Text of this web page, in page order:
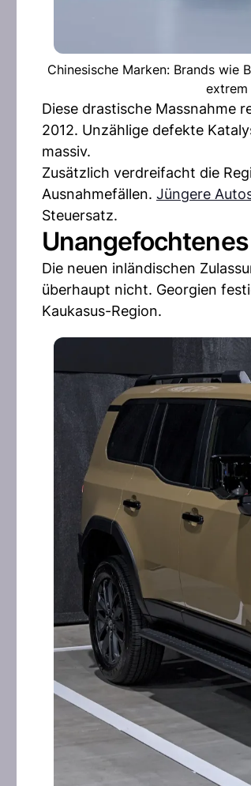
Chinesische Marken: Brands wie
extrem
Diese drastische Massnahme
2012. Unzählige defekte
massiv.
Zusätzlich verdreifacht die
Ausnahmefällen. Jüngere
Steuersatz.
Die neuen inländischen
überhaupt nicht. Georgien
Kaukasus-Region.